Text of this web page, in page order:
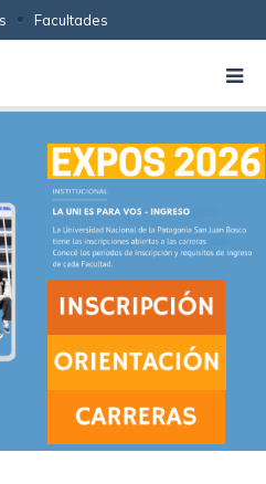
Facultades